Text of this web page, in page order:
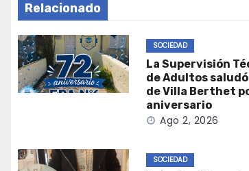
Relacionado
SOCIEDAD
La Supervisión
de Adultos saludó
de Villa Berthet
aniversario
Ago 2, 2026
SOCIEDAD